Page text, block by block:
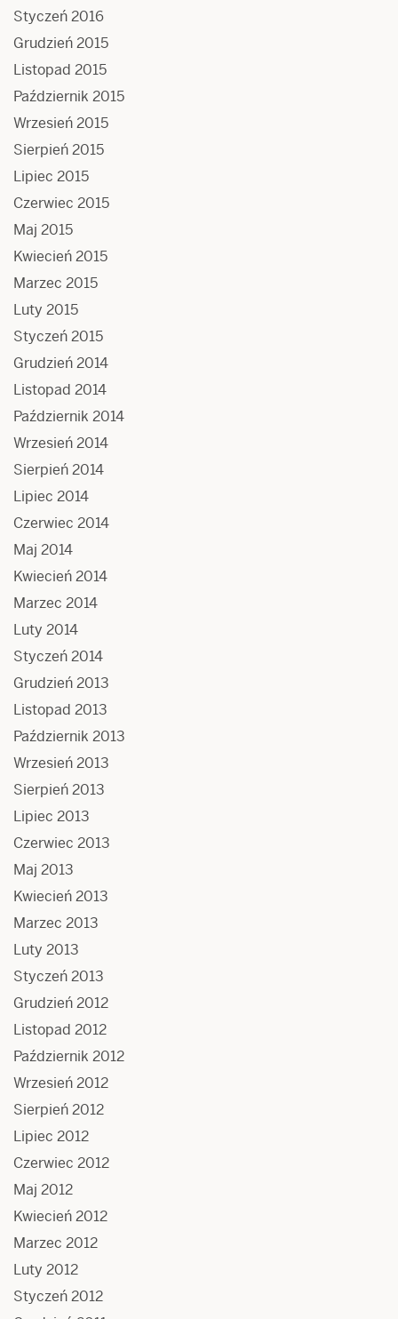
Styczeń 2016
Grudzień 2015
Listopad 2015
Październik 2015
Wrzesień 2015
Sierpień 2015
Lipiec 2015
Czerwiec 2015
Maj 2015
Kwiecień 2015
Marzec 2015
Luty 2015
Styczeń 2015
Grudzień 2014
Listopad 2014
Październik 2014
Wrzesień 2014
Sierpień 2014
Lipiec 2014
Czerwiec 2014
Maj 2014
Kwiecień 2014
Marzec 2014
Luty 2014
Styczeń 2014
Grudzień 2013
Listopad 2013
Październik 2013
Wrzesień 2013
Sierpień 2013
Lipiec 2013
Czerwiec 2013
Maj 2013
Kwiecień 2013
Marzec 2013
Luty 2013
Styczeń 2013
Grudzień 2012
Listopad 2012
Październik 2012
Wrzesień 2012
Sierpień 2012
Lipiec 2012
Czerwiec 2012
Maj 2012
Kwiecień 2012
Marzec 2012
Luty 2012
Styczeń 2012